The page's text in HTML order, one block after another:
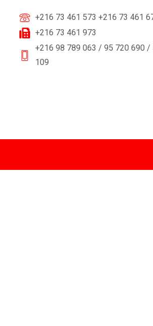
+216 73 461 573 +216 73 461
+216 73 461 973
+216 98 789 063 / 95 720 690 /
109